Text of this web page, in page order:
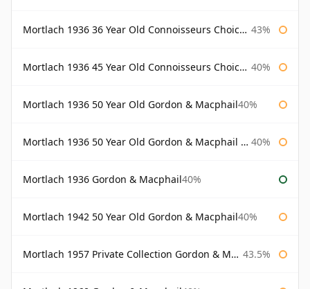
Mortlach 1936 36 Year Old Connoisseurs Choice Gordon & Macphail 43%
Mortlach 1936 45 Year Old Connoisseurs Choice Gordon & Macphail 40%
Mortlach 1936 50 Year Old Gordon & Macphail40%
Mortlach 1936 50 Year Old Gordon & Macphail 75cl 40%
Mortlach 1936 Gordon & Macphail40%
Mortlach 1942 50 Year Old Gordon & Macphail40%
Mortlach 1957 Private Collection Gordon & Macphail 43.5%